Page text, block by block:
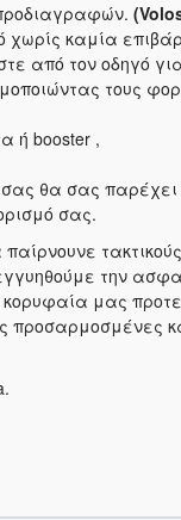
καμία
από τον οδηγό
τους
ή booster ,
θα σας
σας.
παίρνουνε
την
μας
προσαρμοσμένες